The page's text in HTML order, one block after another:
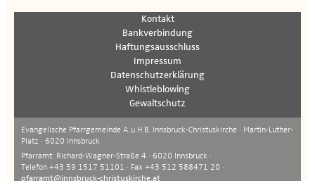
Kontakt
Bankverbindung
Haftungsausschluss
Impressum
Datenschutzerklärung
Whistleblowing
Gewaltschutz
Evangelische Pfarrgemeinde A.u.H.B. Innsbruck-Christuskirche · Martin-Luther-
Platz · 6020 Innsbruck
Pfarramt: Richard-Wagner-Straße 4 · 6020 Innsbruck ·
Telefon +43 59 1517 51101 · Fax +43 512 588471 20 ·
pfarramt@innsbruck-christuskirche.at